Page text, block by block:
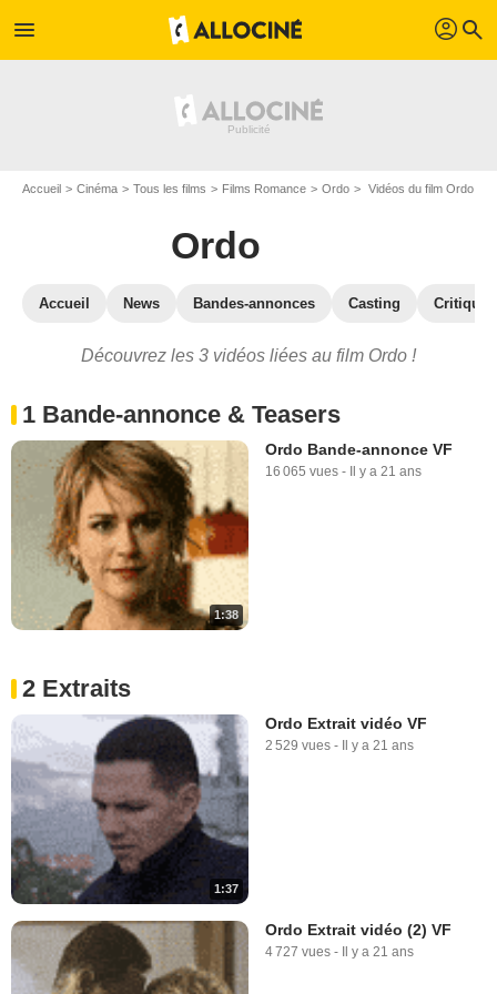
menu profil search
Accueil Cinéma Tous les films Films Romance Ordo Vidéos du film Ordo
Ordo
Accueil News Bandes-annonces Casting
Découvrez les 3 vidéos liées au film Ordo !
1 Bande-annonce & Teasers
1:38
Ordo Bande-annonce VF
16 065 vues - Il y a 21 ans
2 Extraits
1:37
Ordo Extrait vidéo VF
2 529 vues - Il y a 21 ans
Ordo Extrait vidéo (2) VF
4 727 vues - Il y a 21 ans